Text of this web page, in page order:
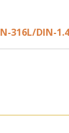
316L/DIN-